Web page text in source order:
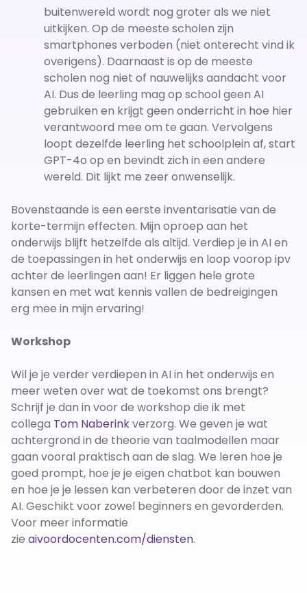
buitenwereld wordt nog groter als we niet
uitkijken. Op de meeste scholen zijn
smartphones verboden (niet onterecht vind ik
overigens). Daarnaast is op de meeste
scholen nog niet of nauwelijks aandacht voor
AI. Dus de leerling mag op school geen AI
gebruiken en krijgt geen onderricht in hoe hier
verantwoord mee om te gaan. Vervolgens
loopt dezelfde leerling het schoolplein af, start
GPT-4o op en bevindt zich in een andere
wereld. Dit lijkt me zeer onwenselijk.
Bovenstaande is een eerste inventarisatie van de
korte-termijn effecten. Mijn oproep aan het
onderwijs blijft hetzelfde als altijd. Verdiep je in AI en
de toepassingen in het onderwijs en loop voorop ipv
achter de leerlingen aan! Er liggen hele grote
kansen en met wat kennis vallen de bedreigingen
erg mee in mijn ervaring!
Workshop
Wil je je verder verdiepen in AI in het onderwijs en
meer weten over wat de toekomst ons brengt?
Schrijf je dan in voor de workshop die ik met
collega Tom Naberinkverzorg. We geven je wat
achtergrond in de theorie van taalmodellen maar
gaan vooral praktisch aan de slag. We leren hoe je
goed prompt, hoe je je eigen chatbot kan bouwen
en hoe je je lessen kan verbeteren door de inzet van
AI. Geschikt voor zowel beginners en gevorderden.
Voor meer informatie
zie aivoordocenten.com/diensten.